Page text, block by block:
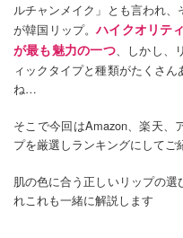
ルチャンメイク」とも言われ
が韓国リップ。ハイクオリテ
が最も魅力の一つ、しかし、
ィックタイプと種類がたくさ
ね…
そこで今回はAmazon、楽天、
プを厳選しランキングにしてご
肌の色に合う正しいリップの
れこれも一緒に解説します